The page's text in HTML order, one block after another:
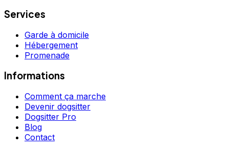
Services
Garde à domicile
Hébergement
Promenade
Informations
Comment ça marche
Devenir dogsitter
Dogsitter Pro
Blog
Contact